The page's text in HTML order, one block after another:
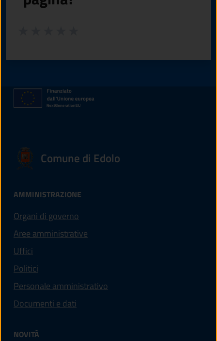
Comune di Edolo
AMMINISTRAZIONE
Organi di governo
Aree amministrative
Uffici
Politici
Personale amministrativo
Documenti e dati
NOVITÀ